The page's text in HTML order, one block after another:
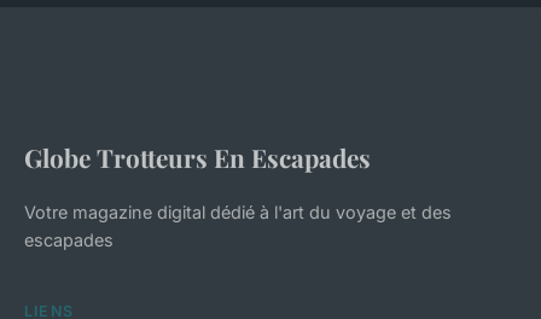
Globe Trotteurs En Escapades
Votre magazine digital dédié à l'art du voyage et des
escapades
LIENS